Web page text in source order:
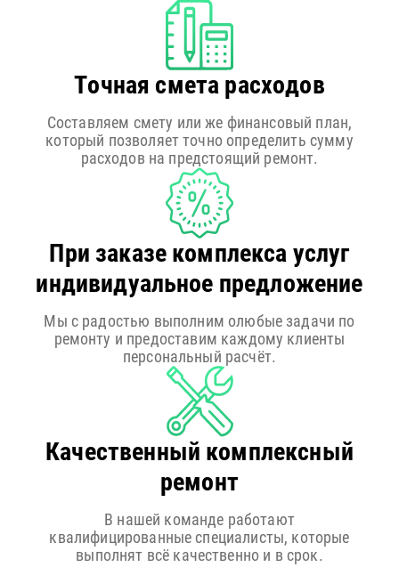
Точная смета расходов
Составляем смету или же финансовый план,
который позволяет точно определить сумму
расходов на предстоящий ремонт.
При заказе комплекса услуг
индивидуальное предложение
Мы с радостью выполним олюбые задачи по
ремонту и предоставим каждому клиенты
персональный расчёт.
Качественный комплексный
ремонт
В нашей команде работают
квалифицированные специалисты, которые
выполнят всё качественно и в срок.